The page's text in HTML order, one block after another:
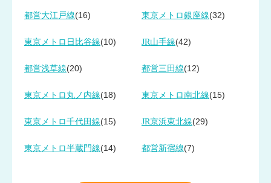
都営大江戸線(16) 東京メトロ銀座線(32)
東京メトロ日比谷線(10) JR山手線(42)
都営浅草線(20) 都営三田線(12)
東京メトロ丸ノ内線(18) 東京メトロ南北線(15)
東京メトロ千代田線(15) JR京浜東北線(29)
東京メトロ半蔵門線(14) 都営新宿線(7)